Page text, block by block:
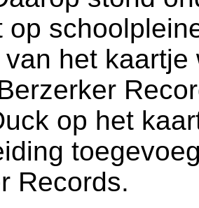
op
het
op het
Records.